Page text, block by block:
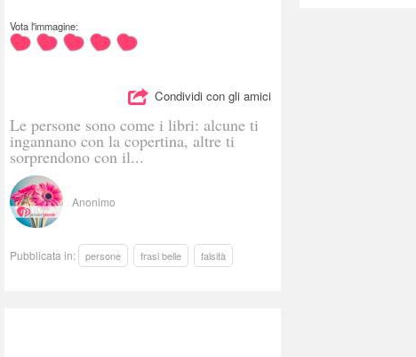
Vota l'immagine:
Condividi con gli amici
Le persone sono come i libri: alcune ti
ingannano con la copertina, altre ti
sorprendono con il...
Anonimo
Pubblicata in: persone frasi belle falsità